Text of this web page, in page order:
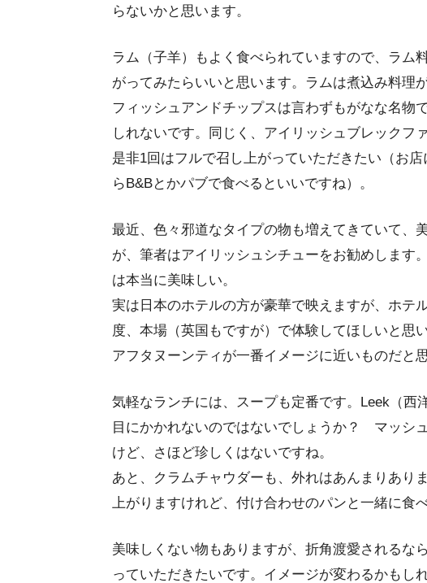
らないかと思います。
ラム（子羊）もよく食べられていますので、ラム
がってみたらいいと思います。ラムは煮込み料理
フィッシュアンドチップスは言わずもがなな名物
しれないです。同じく、アイリッシュブレックフ
是非1回はフルで召し上がっていただきたい（お
らB&Bとかパブで食べるといいですね）。
最近、色々邪道なタイプの物も増えてきていて、
が、筆者はアイリッシュシチューをお勧めします
は本当に美味しい。
実は日本のホテルの方が豪華で映えますが、ホテ
度、本場（英国もですが）で体験してほしいと思
アフタヌーンティが一番イメージに近いものだと思
気軽なランチには、スープも定番です。Leek（西
目にかかれないのではないでしょうか？ マッシ
けど、さほど珍しくはないですね。
あと、クラムチャウダーも、外れはあんまりあり
上がりますけれど、付け合わせのパンと一緒に食
美味しくない物もありますが、折角渡愛されるな
っていただきたいです。イメージが変わるかもしれ